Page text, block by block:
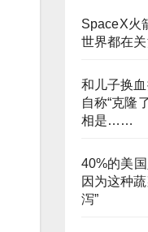
SpaceX火
世界都在
和儿子换
自称“克隆
相是……
40%的美
因为这种
泻”